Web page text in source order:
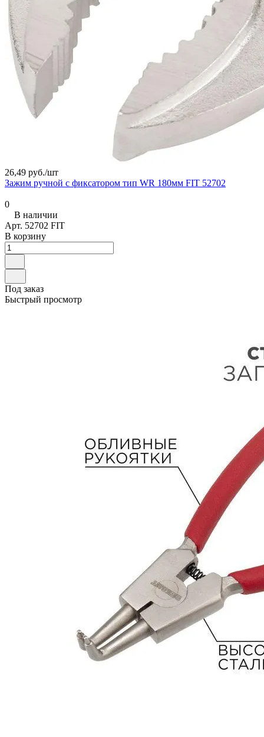
26,49 руб./шт
Зажим ручной с фиксатором тип WR 180мм FIT 52702
0
В наличии
Арт. 52702 FIT
В корзину
Под заказ
Быстрый просмотр